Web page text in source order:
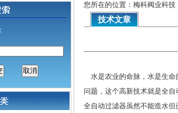
您所在的位置：梅科阀业科
技术文章
水是农业的命脉，水是生命
问题，这个高新技术就是全自
全自动过滤器虽然不能造水